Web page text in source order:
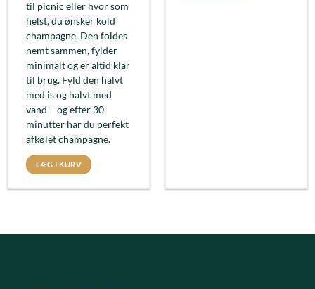
til picnic eller hvor som
helst, du ønsker kold
champagne. Den foldes
nemt sammen, fylder
minimalt og er altid klar
til brug. Fyld den halvt
med is og halvt med
vand – og efter 30
minutter har du perfekt
afkølet champagne.
LÆG I KURV